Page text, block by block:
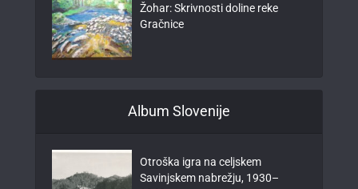
Žohar: Skrivnosti doline reke
Gračnice
Album Slovenije
Otroška igra na celjskem
Savinjskem nabrežju, 1930–